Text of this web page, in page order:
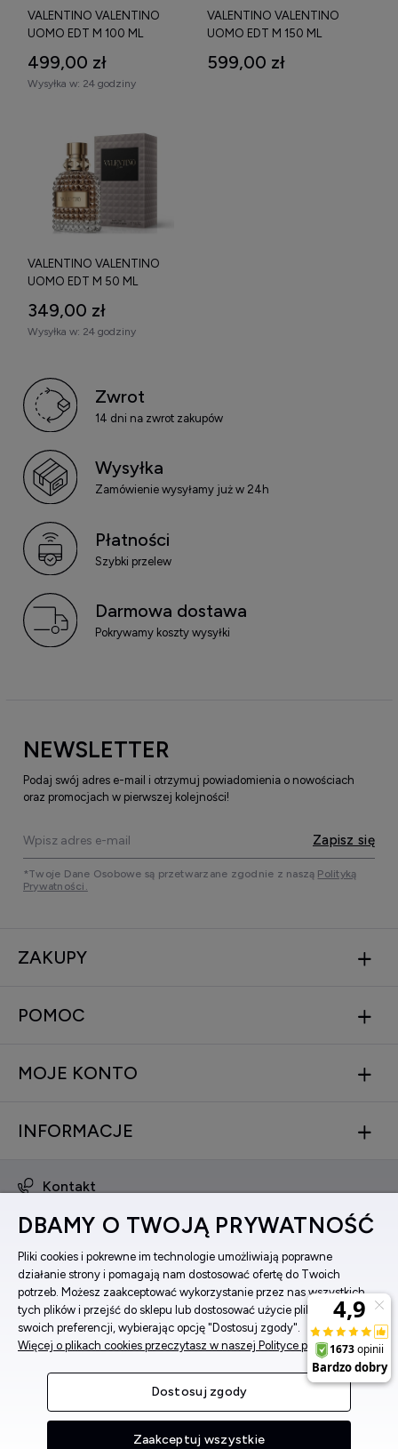
VALENTINO VALENTINO
UOMO EDT M 100 ML
499,00 zł
Wysyłka w: 24 godziny
VALENTINO VALENTINO
UOMO EDT M 150 ML
599,00 zł
VALENTINO VALENTINO
UOMO EDT M 50 ML
349,00 zł
Wysyłka w: 24 godziny
Zwrot
14 dni na zwrot zakupów
Wysyłka
Zamówienie wysyłamy już w 24h
Płatności
Szybki przelew
Darmowa dostawa
Pokrywamy koszty wysyłki
NEWSLETTER
Podaj swój adres e-mail i otrzymuj powiadomienia o nowościach
oraz promocjach w pierwszej kolejności!
Zapisz się
*Twoje Dane Osobowe są przetwarzane zgodnie z naszą Polityką
Prywatności.
ZAKUPY
POMOC
MOJE KONTO
INFORMACJE
Kontakt
573 560 761
ul. Bema 5, 33-100 Tarnów, woj. małopolskie
Facebook
Instagram
Sklep internetowy Shoper Premium
DBAMY O TWOJĄ PRYWATNOŚĆ
Pliki cookies i pokrewne im technologie umożliwiają poprawne
działanie strony i pomagają nam dostosować ofertę do Twoich
potrzeb. Możesz zaakceptować wykorzystanie przez nas wszystkich
tych plików i przejść do sklepu lub dostosować użycie plików do
swoich preferencji, wybierając opcję "Dostosuj zgody".
Więcej o plikach cookies przeczytasz w naszej Polityce prywatności.
Dostosuj zgody
Zaakceptuj wszystkie